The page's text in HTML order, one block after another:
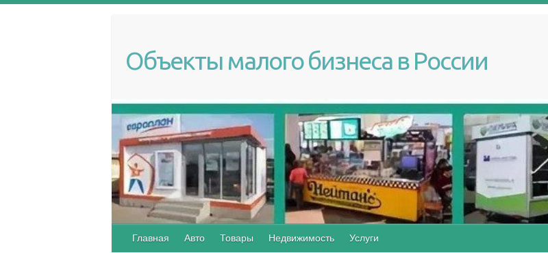
Объекты малого бизнеса в России
Главная Авто Товары Недвижимость Услуги